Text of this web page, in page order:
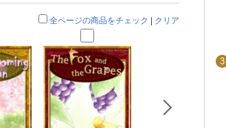
全ページの商品をチェック | クリア
3